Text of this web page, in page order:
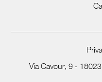
Via Cavour, 9 -